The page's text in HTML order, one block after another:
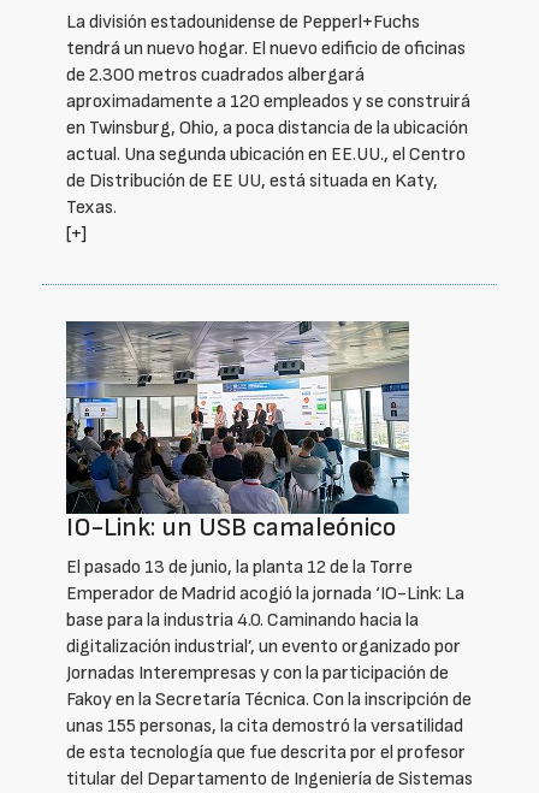
La división estadounidense de Pepperl+Fuchs
tendrá un nuevo hogar. El nuevo edificio de oficinas
de 2.300 metros cuadrados albergará
aproximadamente a 120 empleados y se construirá
en Twinsburg, Ohio, a poca distancia de la ubicación
actual. Una segunda ubicación en EE.UU., el Centro
de Distribución de EE UU, está situada en Katy,
Texas.
[+]
IO-Link: un USB camaleónico
El pasado 13 de junio, la planta 12 de la Torre
Emperador de Madrid acogió la jornada ‘IO-Link: La
base para la industria 4.0. Caminando hacia la
digitalización industrial’, un evento organizado por
Jornadas Interempresas y con la participación de
Fakoy en la Secretaría Técnica. Con la inscripción de
unas 155 personas, la cita demostró la versatilidad
de esta tecnología que fue descrita por el profesor
titular del Departamento de Ingeniería de Sistemas